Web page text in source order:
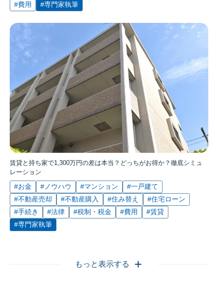
#費用
#専門家執筆
賃貸と持ち家で1,300万円の差は本当？どっちがお得か？徹底シミュ
レーション
#お金 #ノウハウ #マンション
#一戸建て
#不動産売却
#不動産購入 #住み替え
#住宅ローン
#手続き
#法律 #税制・税金 #費用
#賃貸
#専門家執筆
もっと表示する